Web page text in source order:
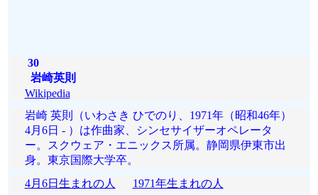
30
岩崎英則
Wikipedia
岩崎 英則（いわさき ひでのり、1971年（昭和46年）
4月6日 - ）は作曲家、シンセサイザーオペレータ
ー。スクウェア・エニックス所属。静岡県伊東市出
身。東京国際大学卒。
4月6日生まれの人
1971年生まれの人